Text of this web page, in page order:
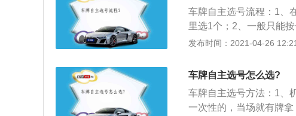
所去办理。
续即可，此时算是大功告
车牌自主选号流程：1、
里选1个；2、一般只能
号；3、在车牌号码库里
发布时间：2021-04-26
车牌自主选号怎么选?
车牌自主选号方法：1、
一次性的，当场就有牌